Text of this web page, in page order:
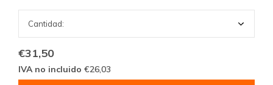
€31,50
IVA no incluido €26,03